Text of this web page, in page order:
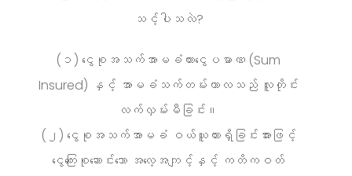
သင့်ပါသလဲ?
(၁) ငွေစုအသက်အာမခံထားငွေပမာဏ (Sum
Insured) နှင့် အာမခံသက်တမ်းကာလသည် လူတိုင်း
လက်လှမ်းမီခြင်း။
(၂) ငွေစုအသက်အာမခံ ဝယ်ယူထားရှိခြင်းအားဖြင့်
ငွေကြေးစုဆောင်းသော အလေ့အကျင့်နှင့် ကတိကဝတ်